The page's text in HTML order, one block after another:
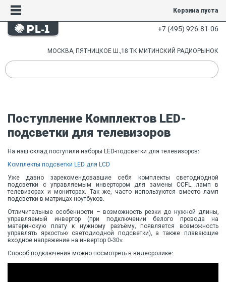
Корзина пуста
+7 (495) 926-81-06
МОСКВА, ПЯТНИЦКОЕ Ш.,18 ТК МИТИНСКИЙ РАДИОРЫНОК
Поступление Комплектов LED-
подсветки для телевизоров
На наш склад поступили наборы LED-подсветки для телевизоров:
Комплекты подсветки LED для LCD
Уже давно зарекомендовавшие себя комплекты светодиодной
подсветки с управляемым инвертором для замены CCFL ламп в
телевизорах и мониторах. Так же, часто используются вместо ламп
подсветки в матрицах ноутбуков.
Отличительные особенности – возможность резки до нужной длины,
управляемый инвертор (при подключении белого провода на
материнскую плату к нужному разъёму, появляется возможность
управлять яркостью светодиодной подсветки), а также плавающие
входное напряжение на инвертор 0-30v.
Способ подключения можно посмотреть в видеоролике: